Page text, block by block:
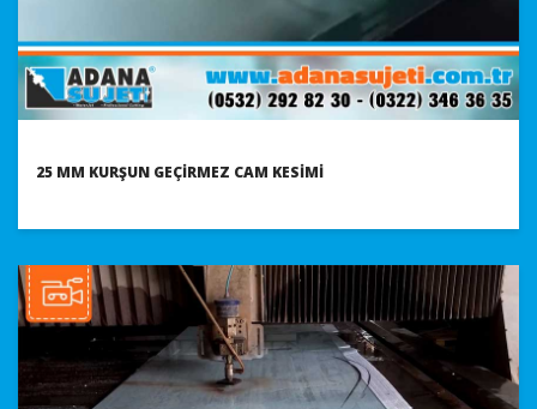
25 MM KURŞUN GEÇIRMEZ CAM KESIMI